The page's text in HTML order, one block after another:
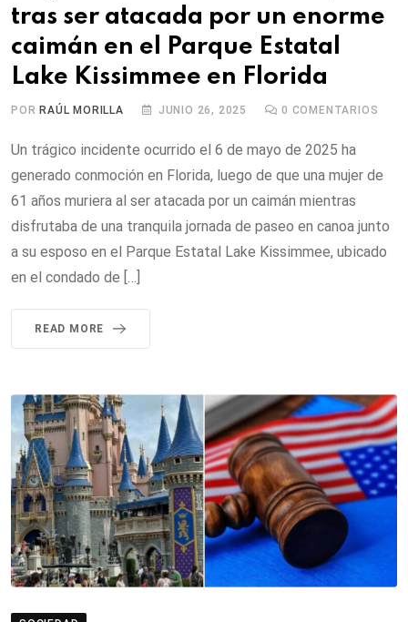
tras ser atacada por un enorme
caimán en el Parque Estatal
Lake Kissimmee en Florida
POR RAÚL MORILLA JUNIO 26, 2025 0 COMENTARIOS
Un trágico incidente ocurrido el 6 de mayo de 2025 ha
generado conmoción en Florida, luego de que una mujer de
61 años muriera al ser atacada por un caimán mientras
disfrutaba de una tranquila jornada de paseo en canoa junto
a su esposo en el Parque Estatal Lake Kissimmee, ubicado
en el condado de […]
READ MORE